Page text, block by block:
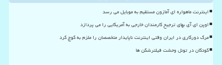
اینترنت ماهواره ای آمازون مستقیم به موبایل می رسد
اوپن ای آی بهای ترجیح کارمندان خارجی به آمریکایی را می پردازد
مرگ دورکاری در ایران وقتی اینترنت ناپایدار متخصصان را ملزم به کوچ کرد
کودکان در تونل وحشت فیلترشکن ها